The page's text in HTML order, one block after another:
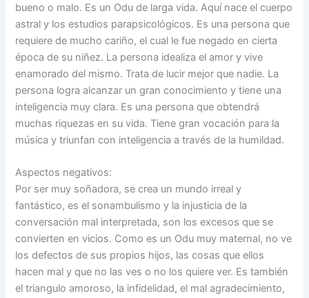
bueno o malo. Es un Odu de larga vida. Aquí nace el cuerpo
astral y los estudios parapsicológicos. Es una persona que
requiere de mucho cariño, el cual le fue negado en cierta
época de su niñez. La persona idealiza el amor y vive
enamorado del mismo. Trata de lucir mejor que nadie. La
persona logra alcanzar un gran conocimiento y tiene una
inteligencia muy clara. Es una persona que obtendrá
muchas riquezas en su vida. Tiene gran vocación para la
música y triunfan con inteligencia a través de la humildad.
Aspectos negativos:
Por ser muy soñadora, se crea un mundo irreal y
fantástico, es el sonambulismo y la injusticia de la
conversación mal interpretada, son los excesos que se
convierten en vicios. Como es un Odu muy maternal, no ve
los defectos de sus propios hijos, las cosas que ellos
hacen mal y que no las ves o no los quiere ver. Es también
el triangulo amoroso, la infidelidad, el mal agradecimiento,